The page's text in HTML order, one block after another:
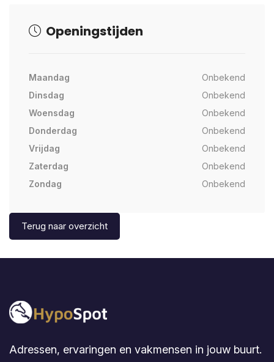
Openingstijden
Maandag
Onbekend
Dinsdag
Onbekend
Woensdag
Onbekend
Donderdag
Onbekend
Vrijdag
Onbekend
Zaterdag
Onbekend
Zondag
Onbekend
Terug naar overzicht
Adressen, ervaringen en vakmensen in jouw buurt.